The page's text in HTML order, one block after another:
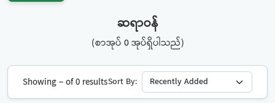
ဆရာဝန်
(စာအုပ် 0 အုပ်ရှိပါသည်)
Showing – of 0 resultsSort By: